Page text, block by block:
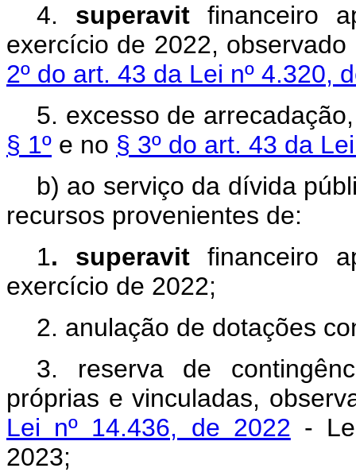
4. superavitfinanceiro
exercício de 2022,
2º do art. 43 da Lei nº 4.320,
5. excesso de
§ 1º e no § 3º do art. 43 da
b) ao serviço da dívida
recursos provenientes de:
1. superavitfinanceiro
exercício de 2022;
2. anulação de dotações
3. reserva de
próprias e vinculadas,
Lei nº 14.436, de 2022 -
2023;